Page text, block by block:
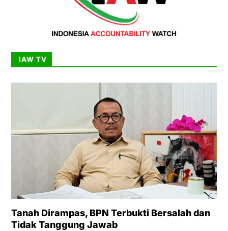
IAW TV
Tanah Dirampas, BPN Terbukti Bersalah dan
Tidak Tanggung Jawab